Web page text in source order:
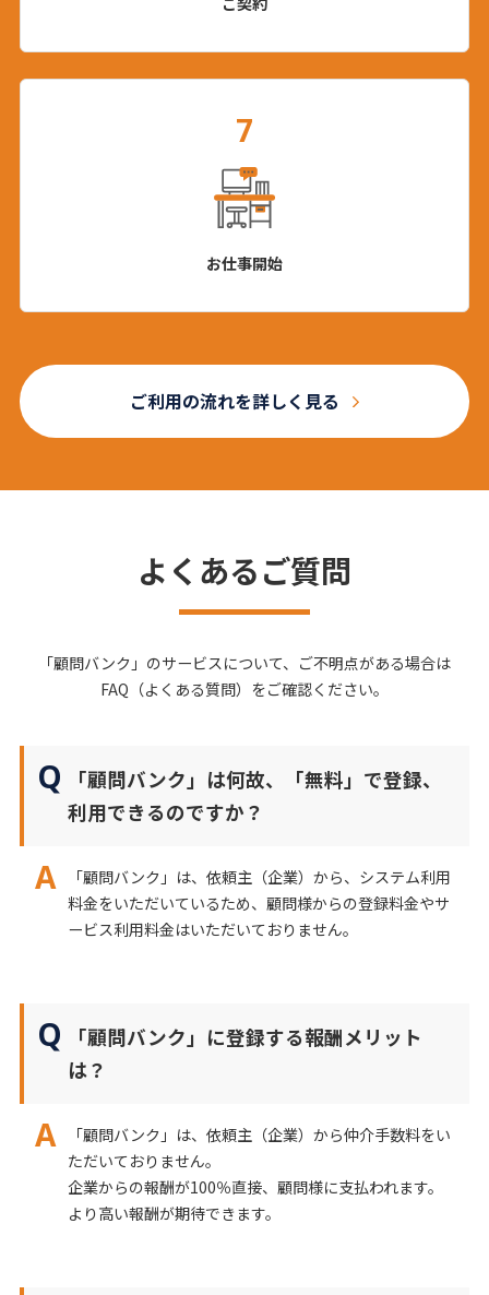
7
お仕事開始
ご利用の流れを詳しく見る
よくあるご質問
「顧問バンク」のサービスについて、ご不明点がある場合は
FAQ（よくある質問）をご確認ください。
「顧問バンク」は何故、「無料」で登録、
利用できるのですか？
「顧問バンク」は、依頼主（企業）から、システム利用
料金をいただいているため、顧問様からの登録料金やサ
ービス利用料金はいただいておりません。
「顧問バンク」に登録する報酬メリット
は？
「顧問バンク」は、依頼主（企業）から仲介手数料をい
ただいておりません。
企業からの報酬が100％直接、顧問様に支払われます。
より高い報酬が期待できます。